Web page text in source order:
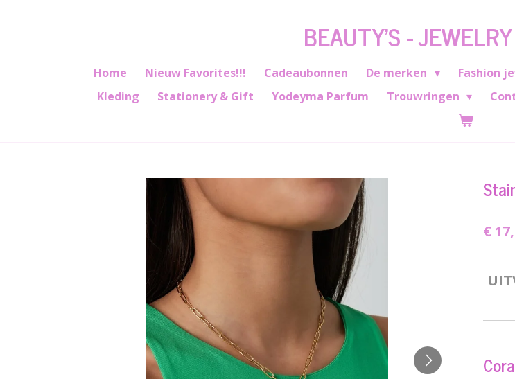
BEAUTY'S -
Home Nieuw Favorites!!! Cadeaubonnen De merken Fashion
Kleding
Stationery & Gift Yodeyma Parfum Trouwringen
€